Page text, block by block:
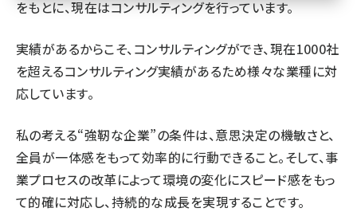
をもとに、現在はコンサルティングを行っています。
実績があるからこそ、コンサルティングができ、現在1000社
を超えるコンサルティング実績があるため様々な業種に対
応しています。
私の考える“強靭な企業”の条件は、意思決定の機敏さと、
全員が一体感をもって効率的に行動できること。そして、事
業プロセスの改革によって環境の変化にスピード感をもっ
て的確に対応し、持続的な成長を実現することです。
参加登録はこちら↑